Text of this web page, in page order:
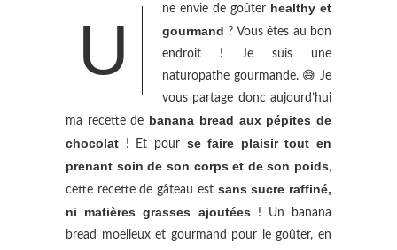
U
ne envie de goûter healthy et
gourmand ? Vous êtes au bon
endroit ! Je suis une
naturopathe gourmande. 😅 Je
vous partage donc aujourd’hui
ma recette de banana bread aux pépites de
chocolat ! Et pour se faire plaisir tout en
prenant soin de son corps et de son poids,
cette recette de gâteau est sans sucre raffiné,
ni matières grasses ajoutées ! Un banana
bread moelleux et gourmand pour le goûter, en